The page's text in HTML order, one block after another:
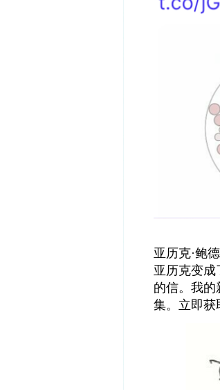
亚历克·鲍
亚历克变
的信。我
集。立即获